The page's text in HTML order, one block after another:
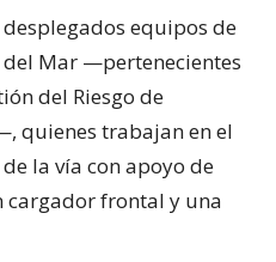
equipos de
Mar —pertenecientes
del Riesgo de
quienes trabajan en el
la vía con apoyo de
cargador frontal y una